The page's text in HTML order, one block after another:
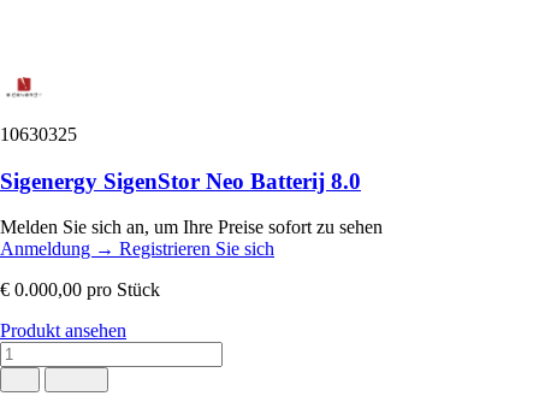
10630325
Sigenergy SigenStor Neo Batterij 8.0
Melden Sie sich an, um Ihre Preise sofort zu sehen
Anmeldung → Registrieren Sie sich
€ 0.000,00 pro Stück
Produkt ansehen